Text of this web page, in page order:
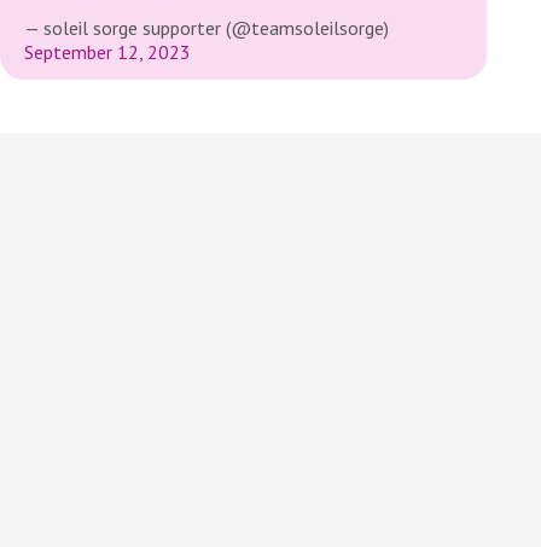
— soleil sorge supporter (@teamsoleilsorge)
September 12, 2023